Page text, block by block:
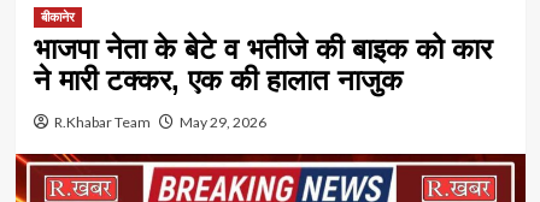
बीकानेर
भाजपा नेता के बेटे व भतीजे की बाइक को कार
ने मारी टक्कर, एक की हालात नाजुक
R.Khabar Team May 29, 2026